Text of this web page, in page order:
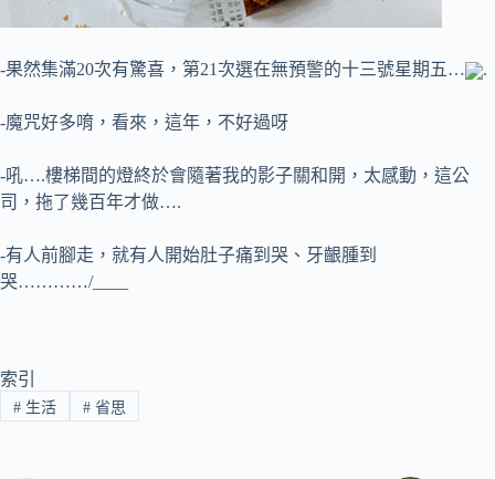
-果然集滿20次有驚喜，第21次選在無預警的十三號星期五… .
-魔咒好多唷，看來，這年，不好過呀
-吼….樓梯間的燈終於會隨著我的影子關和開，太感動，這公
司，拖了幾百年才做….
-有人前腳走，就有人開始肚子痛到哭、牙齦腫到
哭…………/____
索引
#生活 #省思